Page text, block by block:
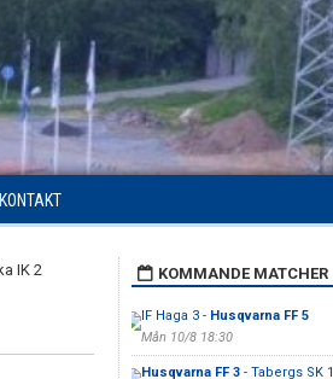
KONTAKT
KOMMANDE MATCHER
IF Haga 3 - Husqvarna FF 5
Mån 10/8 18:30
Husqvarna FF 3- Tabergs SK 1